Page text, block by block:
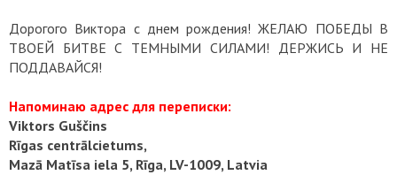
Дорогого Виктора с днем рождения! ЖЕЛАЮ ПОБЕДЫ В
ТВОЕЙ БИТВЕ С ТЕМНЫМИ СИЛАМИ! ДЕРЖИСЬ И НЕ
ПОДДАВАЙСЯ!
Напоминаю адрес для переписки:
Viktors Guščins
Rīgas centrālcietums,
Mazā Matīsa iela 5, Rīga, LV-1009, Latvia